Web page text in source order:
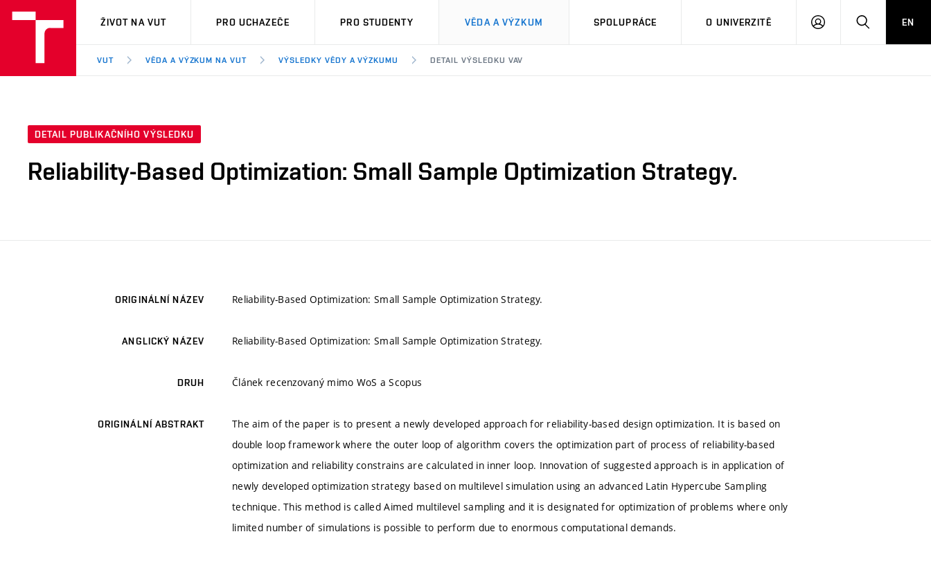
VUT
ŽIVOT NA VUT PRO UCHAZEČE PRO STUDENTY VĚDA A VÝZKUM SPOLUPRÁCE O UNIVERZITĚ
PŘIHLÁSIT HLEDATEN
VUT VĚDA A VÝZKUM NA VUT VÝSLEDKY VĚDY A VÝZKUMU DETAIL VÝSLEDKU VAV
DETAIL PUBLIKAČNÍHO VÝSLEDKU
Reliability-Based Optimization: Small Sample Optimization Strategy.
ORIGINÁLNÍ NÁZEV Reliability-Based Optimization: Small Sample Optimization Strategy.
ANGLICKÝ NÁZEV Reliability-Based Optimization: Small Sample Optimization Strategy.
DRUH Článek recenzovaný mimo WoS a Scopus
ORIGINÁLNÍ ABSTRAKT
The aim of the paper is to present a newly developed approach for reliability-based design optimization. It is based on
double loop framework where the outer loop of algorithm covers the optimization part of process of reliability-based
optimization and reliability constrains are calculated in inner loop. Innovation of suggested approach is in application of
newly developed optimization strategy based on multilevel simulation using an advanced Latin Hypercube Sampling
technique. This method is called Aimed multilevel sampling and it is designated for optimization of problems where only
limited number of simulations is possible to perform due to enormous computational demands.